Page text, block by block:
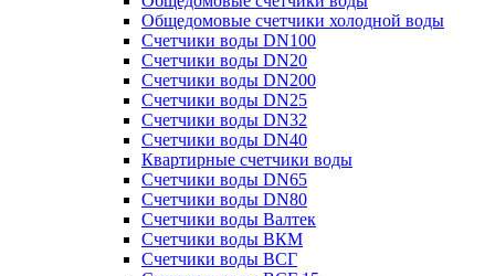
Общедомовые счетчики холодной воды
Счетчики воды DN100
Счетчики воды DN20
Счетчики воды DN200
Счетчики воды DN25
Счетчики воды DN32
Счетчики воды DN40
Квартирные счетчики воды
Счетчики воды DN65
Счетчики воды DN80
Счетчики воды Валтек
Счетчики воды ВКМ
Счетчики воды ВСГ